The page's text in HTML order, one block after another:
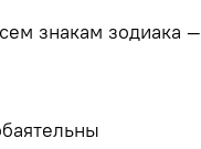
знакам зодиака —